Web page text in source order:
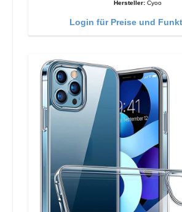
Hersteller: Cyoo
Login für Preise und